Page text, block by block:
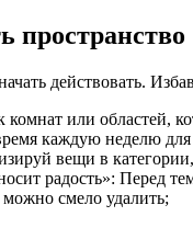
пространство
действовать.
или областей,
каждую неделю
вещи в
радость»: Перед
можно смело удалить;